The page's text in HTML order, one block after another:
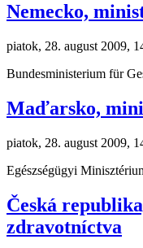
Nemecko,
piatok, 28. august 2009,
Bundesministerium für
Maďarsko,
piatok, 28. august 2009,
Egészségügyi
Česká
zdravotníctva